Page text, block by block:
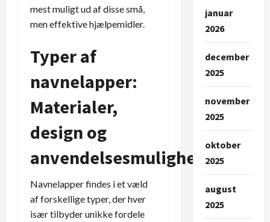
mest muligt ud af disse små,
men effektive hjælpemidler.
Typer af
navnelapper:
Materialer,
design og
anvendelsesmuligheder
Navnelapper findes i et væld
af forskellige typer, der hver
især tilbyder unikke fordele
januar
2026
december
2025
november
2025
oktober
2025
august
2025